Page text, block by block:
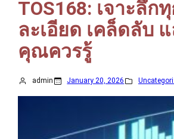
TOS168: เจาะลึก
ละเอียด เคล็ดลับ
คุณควรรู้
admin January 20, 2026